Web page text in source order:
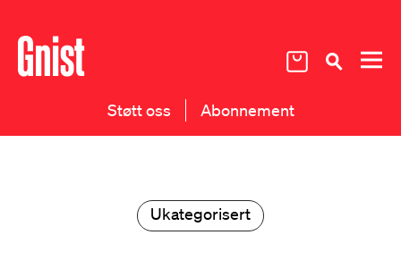
Støtt oss Abonnement
Ukategorisert